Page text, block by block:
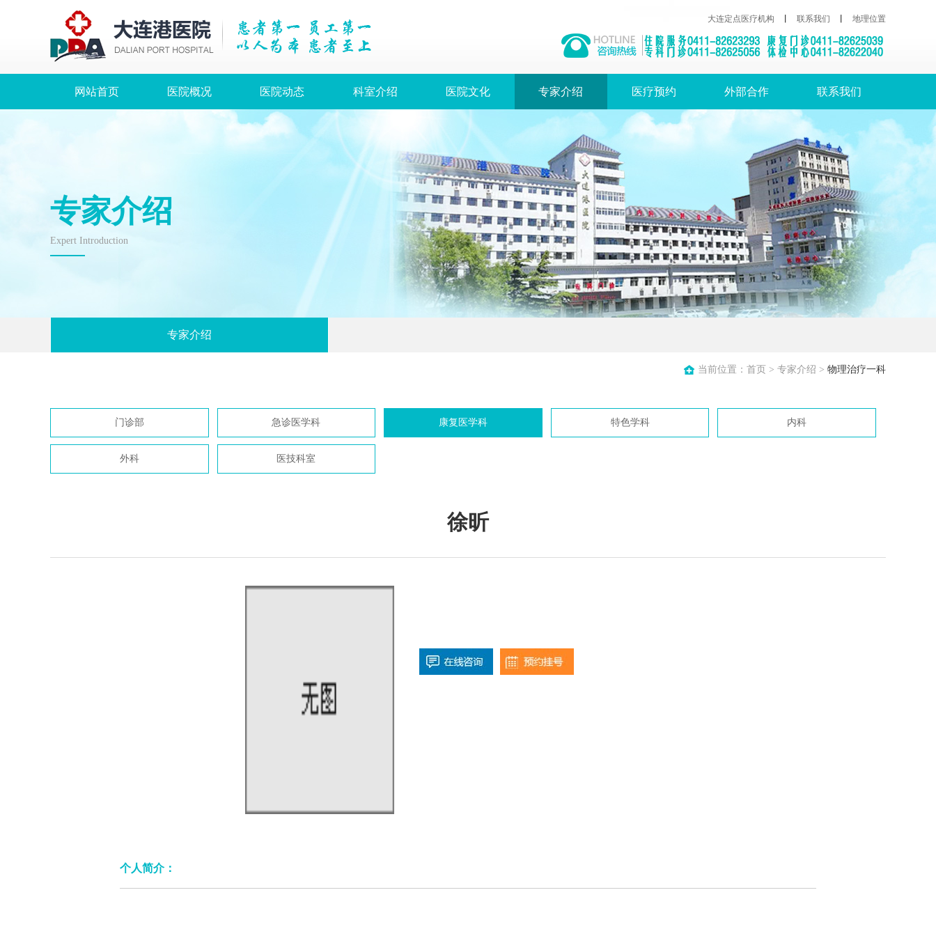
大连定点医疗机构 联系我们 地理位置
网站首页 医院概况 医院动态 科室介绍 医院文化 专家介绍 医疗预约 外部合作 联系我们
专家介绍
Expert Introduction
专家介绍
当前位置： 首页 > 专家介绍 > 物理治疗一科
门诊部 急诊医学科 康复医学科 特色学科 内科
外科 医技科室
徐昕
个人简介：